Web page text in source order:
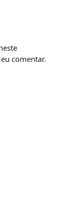
comentar.